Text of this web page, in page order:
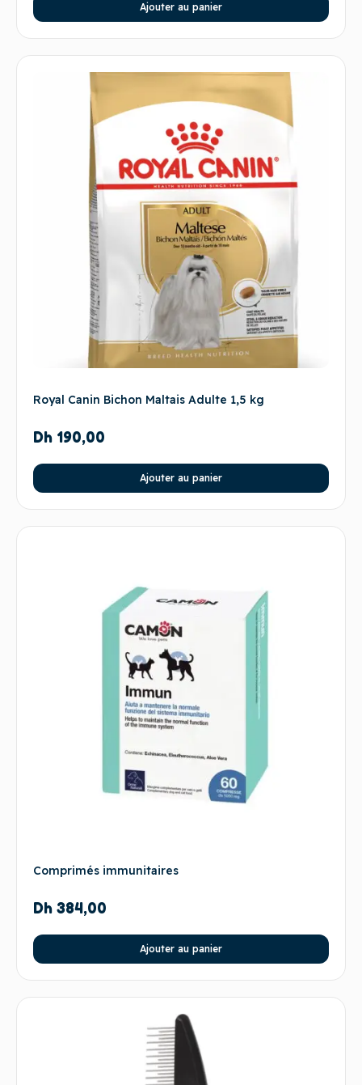
Ajouter au panier
Royal Canin Bichon Maltais Adulte 1,5 kg
Dh 190,00
Ajouter au panier
Comprimés immunitaires
Dh 384,00
Ajouter au panier